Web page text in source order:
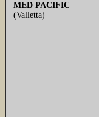
MED PACIFIC
(Valletta)